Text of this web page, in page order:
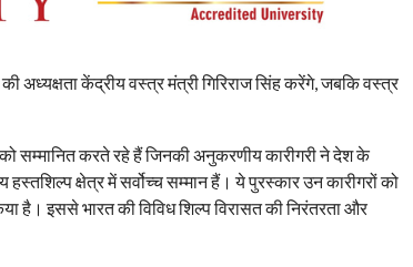
अध्यक्षता केंद्रीय वस्त्र मंत्री गिरिराज सिंह करेंगे, जबकि वस्त्र
सम्मानित करते रहे हैं जिनकी अनुकरणीय कारीगरी ने देश के
क्षेत्र में सर्वोच्च सम्मान हैं। ये पुरस्कार उन कारीगरों को
है। इससे भारत की विविध शिल्प विरासत की निरंतरता और